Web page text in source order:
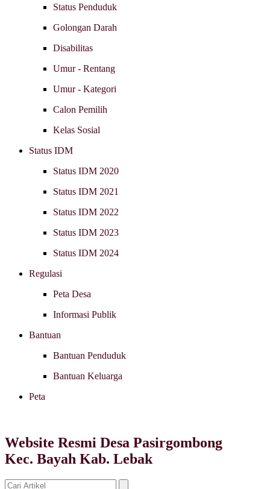
Status Penduduk
Golongan Darah
Disabilitas
Umur - Rentang
Umur - Kategori
Calon Pemilih
Kelas Sosial
Status IDM
Status IDM 2020
Status IDM 2021
Status IDM 2022
Status IDM 2023
Status IDM 2024
Regulasi
Peta Desa
Informasi Publik
Bantuan
Bantuan Penduduk
Bantuan Keluarga
Peta
Website Resmi Desa Pasirgombong
Kec. Bayah Kab. Lebak